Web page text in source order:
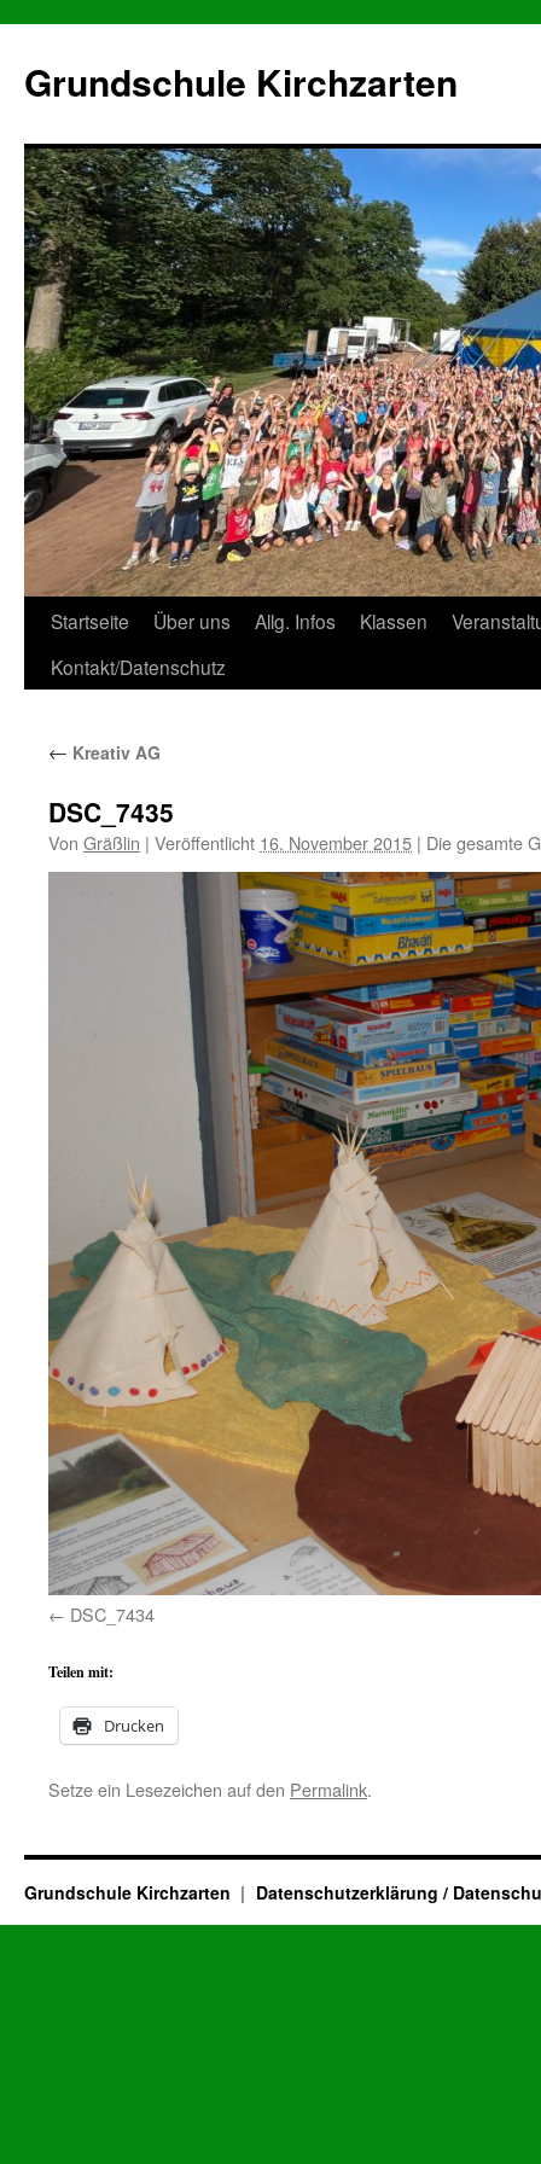
Grundschule Kirchzarten
Zum
Inhalt
Startseite Über uns Allg. Infos Klassen
Kontakt/Datenschutz
← Kreativ AG
DSC_7435
Von Gräßlin | Veröffentlicht 16. November 2015 | Die gesamte
DSC_7434
Teilen mit:
Drucken
Setze ein Lesezeichen auf den Permalink.
Grundschule Kirchzarten Datenschutzerklärung /